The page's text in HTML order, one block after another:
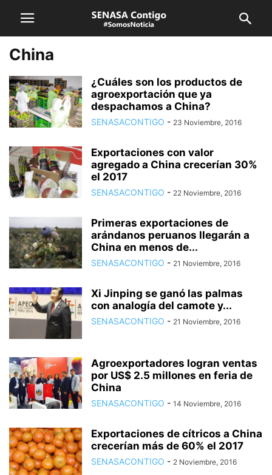
China
¿Cuáles son los productos de
agroexportación que ya
despachamos a China?
SENASACONTIGO - 23 Noviembre, 2016
Exportaciones con valor
agregado a China crecerían 30%
el 2017
SENASACONTIGO - 22 Noviembre, 2016
Primeras exportaciones de
arándanos peruanos llegarán a
China en menos de...
SENASACONTIGO - 21 Noviembre, 2016
Xi Jinping se ganó las palmas
con analogía del camote y...
SENASACONTIGO - 21 Noviembre, 2016
Agroexportadores logran ventas
por US$ 2.5 millones en feria de
China
SENASACONTIGO - 14 Noviembre, 2016
Exportaciones de cítricos a China
crecerían más de 60% el 2017
SENASACONTIGO - 2 Noviembre, 2016